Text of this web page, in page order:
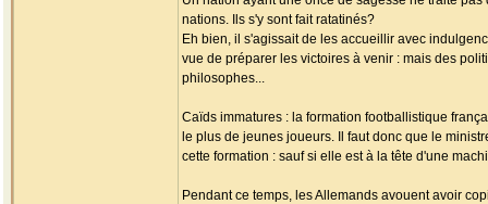
nations. Ils s'y sont fait ratatinés?
Eh bien, il s'agissait de les accueillir avec
vue de préparer les victoires à venir : mais des
philosophes...
Caïds immatures : la formation footballistique
le plus de jeunes joueurs. Il faut donc que le
cette formation : sauf si elle est à la tête d'une
Pendant ce temps, les Allemands avouent avoir